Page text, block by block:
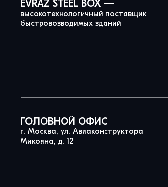
EVRAZ STEEL BOX —
высокотехнологичный поставщик
быстровозводимых зданий
ГОЛОВНОЙ ОФИС
г. Москва, ул. Авиаконструктора
Микояна, д. 12